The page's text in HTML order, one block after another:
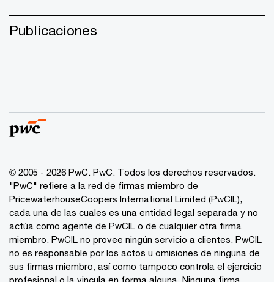
Publicaciones
© 2005 - 2026 PwC. PwC. Todos los derechos reservados.
"PwC" refiere a la red de firmas miembro de
PricewaterhouseCoopers International Limited (PwCIL),
cada una de las cuales es una entidad legal separada y no
actúa como agente de PwCIL o de cualquier otra firma
miembro. PwCIL no provee ningún servicio a clientes. PwCIL
no es responsable por los actos u omisiones de ninguna de
sus firmas miembro, así como tampoco controla el ejercicio
profesional o la vincula en forma alguna. Ninguna firma